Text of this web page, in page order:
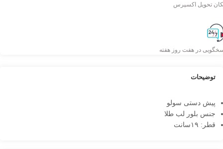
تحویل اکسپرس
در هفت روز هفته
توضیحات
پیش دستی سولو
جنس بلور لب طلا
قطر: ۱۹سانت